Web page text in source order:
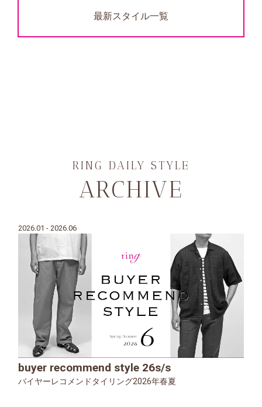
最新スタイル一覧
RING DAILY STYLE
ARCHIVE
2026.01 - 2026.06
buyer recommend style 26s/s
バイヤーレコメンドタイリング2026年春夏